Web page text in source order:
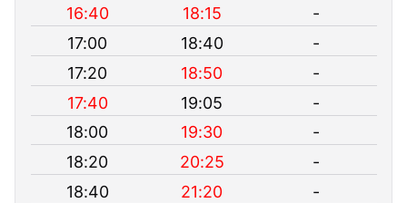
16:40
18:15
-
17:00
18:40
-
17:20
18:50
-
17:40
19:05
-
18:00
19:30
-
18:20
20:25
-
18:40
21:20
-